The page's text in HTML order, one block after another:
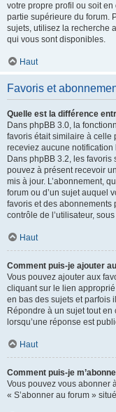
votre propre profil ou soit
partie supérieure du forum.
sujets, utilisez la recherche
qui vous sont disponibles.
Haut
Favoris et
Quelle est la différence
Dans phpBB 3.0, la
favoris était similaire à celle
receviez aucune notification
Dans phpBB 3.2, les
pouvez à présent recevoir
mis à jour. L’abonnement,
forum ou d’un sujet auquel
favoris et des abonnements
contrôle de l’utilisateur,
Haut
Comment puis-je ajouter
Vous pouvez ajouter aux
cliquant sur le lien
en bas des sujets et parfois
Répondre à un sujet tout
lorsqu’une réponse est
Haut
Comment puis-je
Vous pouvez vous abonner
« S’abonner au forum »